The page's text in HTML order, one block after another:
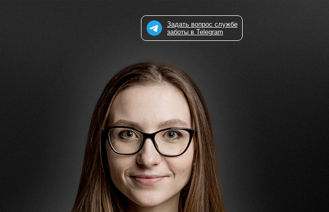
Задать вопрос службе
заботы в Telegram